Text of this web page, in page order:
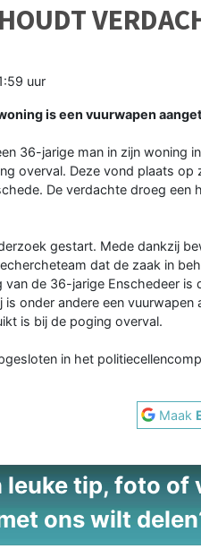
uur
is een vuurwapen
36-jarige man in zijn woning
overval. Deze vond plaats
De verdachte droeg een
gestart. Mede dankzij
dat de zaak in
de 36-jarige Enschedeer
onder andere een
is bij de poging overval.
in het
Maak
leuke tip, foto of
ons wilt